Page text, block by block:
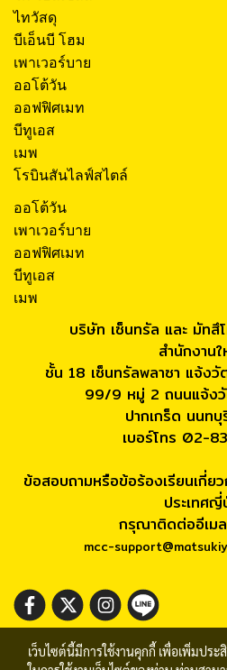
ไทวัสดุ
บีเอ็นบี โฮม
เพาเวอร์บาย
ออโต้วัน
ออฟฟิศเมท
บีทูเอส
เมพ
โรบินสันไลฟ์สไตล์
ออโต้วัน
เพาเวอร์บาย
ออฟฟิศเมท
บีทูเอส
เมพ
บริษัท เซ็นทรัล และ มัทสึ
สำนักงาน
ชั้น 18 เซ็นทรัลพลาซา แจ้ง
99/9 หมู่ 2 ถนนแจ้ง
ปากเกร็ด นนท
เบอร์โทร 02-
ข้อสอบถามหรือข้อร้องเรียนเกี่ย
ประเทศ
กรุณาติดต่ออีเม
mcc-
เว็บไซต์นี้มีการใช้งานคุกกี้ เพื่อเพิ่มป